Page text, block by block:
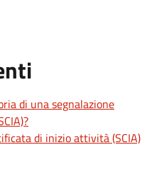
di una segnalazione
di inizio attività (SCIA)